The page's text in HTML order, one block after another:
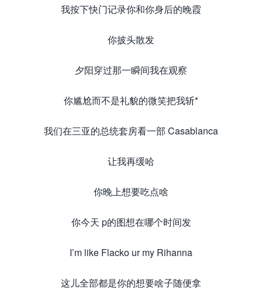
我按下快门记录你和你身后的晚霞
你披头散发
夕阳穿过那一瞬间我在观察
你尴尬而不是礼貌的微笑把我斩*
我们在三亚的总统套房看一部 Casablanca
让我再缓哈
你晚上想要吃点啥
你今天 p的图想在哪个时间发
I’m like Flacko ur my Rihanna
这儿全部都是你的想要啥子随便拿